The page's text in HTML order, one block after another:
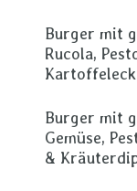
Burger mit
Rucola,
Burger mit
Gemüse,
&